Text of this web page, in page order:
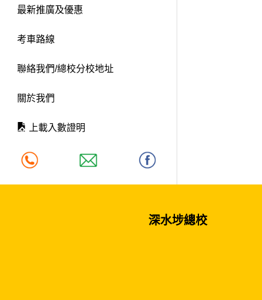
最新推廣及優惠
考車路線
聯絡我們/總校分校地址
關於我們
上載入數證明
深水埗總校